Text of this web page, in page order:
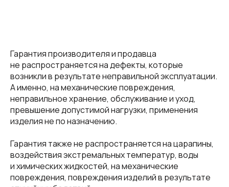
Гарантия производителя и продавца
не распространяется на дефекты, которые
возникли в результате неправильной эксплуатации.
А именно, на механические повреждения,
неправильное хранение, обслуживание и уход,
превышение допустимой нагрузки, применения
изделия не по назначению.
Гарантия также не распространяется на царапины,
воздействия экстремальных температур, воды
и химических жидкостей, на механические
повреждения, повреждения изделий в результате